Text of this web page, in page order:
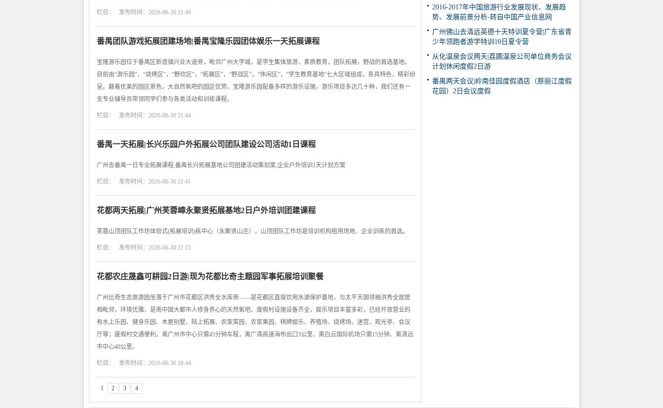
栏目： 发布时间：2026-06-30 21:49
番禺团队游戏拓展团建场地|番禺宝隆乐园团体娱乐一天拓展课程
宝隆游乐园位于番禺区新造镇兴业大道旁，毗邻广州大学城，是学生集体旅游，素质教育，团队拓展，野战的首选基地。
目前由“游乐园”，“烧烤区”，“野炊区”，“拓展区”，“野战区”，“休闲区”，“学生教育基地”七大区域组成，各具特色，精彩纷
呈。籍着优美的园区景色，大自然氧吧的园区优势，宝隆游乐园配备多样的游乐设施，游乐项目多达几十种，我们还有一
支专业辅导员带领同学们参与各类活动和训练课程。
栏目： 发布时间：2026-06-30 21:44
番禺一天拓展|长兴乐园户外拓展公司团队建设公司活动1日课程
广州去番禺一日专业拓展课程,番禺长兴拓展基地公司团建活动策划案,企业户外培训1天计划方案
栏目： 发布时间：2026-06-30 21:41
花都两天拓展|广州芙蓉嶂永聚贤拓展基地2日户外培训团建课程
芙蓉山顶团队工作坊体验式(拓展培训)练中心（永聚贤山庄），山顶团队工作坊是培训机构租用场地、企业训练的首选。
栏目： 发布时间：2026-06-30 21:15
花都农庄晟鑫可耕园2日游|现为花都比奇主题园军事拓展培训聚餐
广州比奇生态旅游园坐落于广州市花都区洪秀全水库旁——是花都区直接饮用水源保护基地，与太平天国领袖洪秀全故居
相毗邻，环境优雅，是南中国大都市人修身养心的天然氧吧。度假村设施设备齐全，娱乐项目丰富多彩，已经开放营业的
有水上乐园、健身乐园、木屋别墅、陆上拓展、农家菜园、农家果园、棋牌娱乐、养殖场、烧烤场、迷宫、观光亭、会议
厅等；度假村交通便利，离广州市中心只需45分钟车程，离广清高速海布出口3公里、离白云国际机场只需15分钟、离清远
市中心40公里。
栏目： 发布时间：2026-06-30 18:44
1 2 3 4
2016-2017年中国旅游行业发展现状、发展趋
势、发展前景分析-转自中国产业信息网
广州佛山去清远英德十天特训夏令营|广东省青
少年领跑者游学特训10日夏令营
从化温泉会议两天|荔圃温泉公司单位商务会议
计划休闲度假2日游
番禺两天会议|岭南佳园度假酒店（原丽江度假
花园）2日会议度假